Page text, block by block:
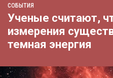
СОБЫТИЯ
Ученые считают,
измерения
темная энергия